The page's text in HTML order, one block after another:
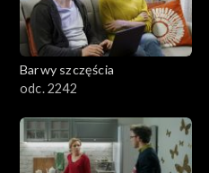
Barwy szczęścia
odc. 2242